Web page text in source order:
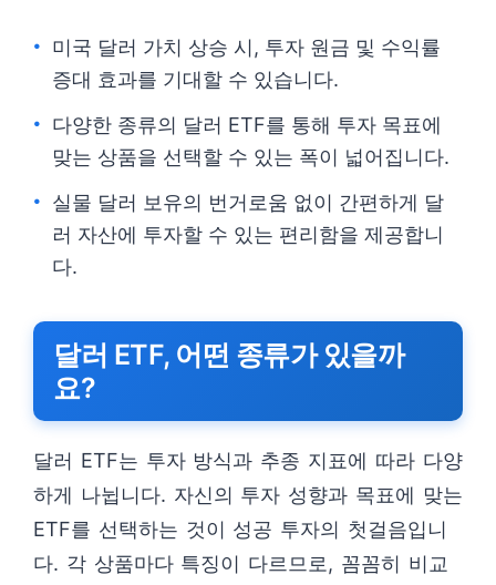
미국 달러 가치 상승 시, 투자 원금 및 수익률
증대 효과를 기대할 수 있습니다.
다양한 종류의 달러 ETF를 통해 투자 목표에
맞는 상품을 선택할 수 있는 폭이 넓어집니다.
실물 달러 보유의 번거로움 없이 간편하게 달
러 자산에 투자할 수 있는 편리함을 제공합니
다.
달러 ETF, 어떤 종류가 있을까
요?
달러 ETF는 투자 방식과 추종 지표에 따라 다양
하게 나뉩니다. 자신의 투자 성향과 목표에 맞는
ETF를 선택하는 것이 성공 투자의 첫걸음입니
다. 각 상품마다 특징이 다르므로, 꼼꼼히 비교